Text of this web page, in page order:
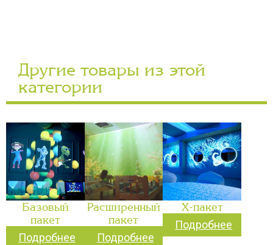
Другие товары из этой
категории
Базовый
пакет
Подробнее
Расширенный
пакет
Подробнее
Х-пакет
Подробнее